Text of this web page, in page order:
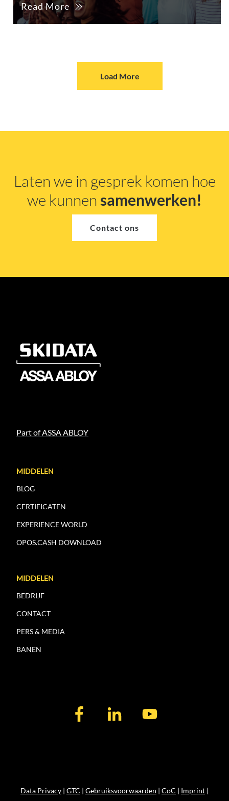
Read More
Load More
Laten we in gesprek komen hoe
we kunnensamenwerken!
Contact ons
Part of ASSA ABLOY
MIDDELEN
BLOG
CERTIFICATEN
EXPERIENCE WORLD
OPOS.CASH DOWNLOAD
MIDDELEN
BEDRIJF
CONTACT
PERS & MEDIA
BANEN
Data Privacy | GTC | Gebruiksvoorwaarden | CoC | Imprint |